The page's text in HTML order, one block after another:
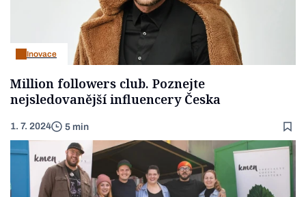
Inovace
Million followers club. Poznejte
nejsledovanější influencery Česka
1. 7. 2024 5 min